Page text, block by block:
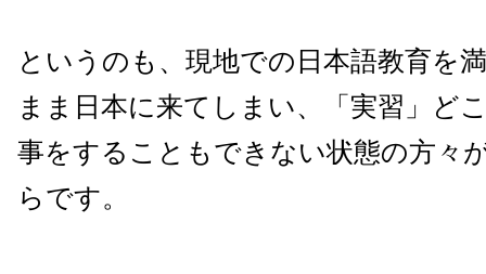
というのも、現地での日本語教育を
まま日本に来てしまい、「実習」ど
事をすることもできない状態の方々
らです。